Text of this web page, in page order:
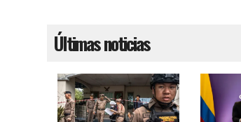
Últimas noticias